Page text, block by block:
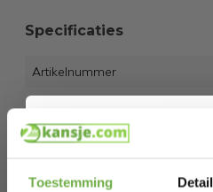
Toestemming
Specificaties
Artikelnummer
SKU